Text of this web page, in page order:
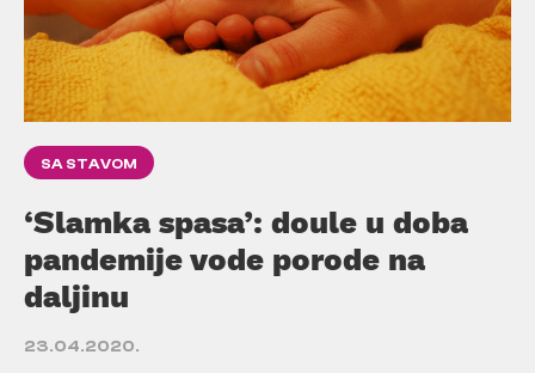
SA STAVOM
‘Slamka spasa’: doule u doba
pandemije vode porode na
daljinu
23.04.2020.